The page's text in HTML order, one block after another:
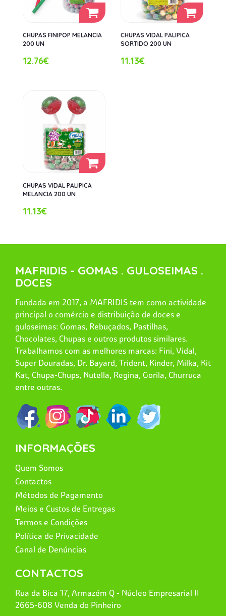
CHUPAS FINIPOP MELANCIA
200 UN
12.76€
CHUPAS VIDAL PALIPICA
SORTIDO 200 UN
11.13€
CHUPAS VIDAL PALIPICA
MELANCIA 200 UN
11.13€
MAFRIDIS - GOMAS . GULOSEIMAS .
DOCES
Fundada em 2017, a MAFRIDIS tem como actividade
principal o comércio e distribuição de doces e
guloseimas: Gomas, Rebuçados, Pastilhas,
Chocolates, Chupas e outros produtos similares.
Trabalhamos com as melhores marcas: Fini, Vidal,
Super Douradas, Dr. Bayard, Trident, Kinder, Milka, Kit
Kat, Chupa-Chups, Nutella, Regina, Gorila, Churruca
entre outras.
INFORMAÇÕES
Quem Somos
Contactos
Métodos de Pagamento
Meios e Custos de Entregas
Termos e Condições
Política de Privacidade
Canal de Denúncias
CONTACTOS
Rua da Bica 17, Armazém Q - Núcleo Empresarial II
2665-608 Venda do Pinheiro